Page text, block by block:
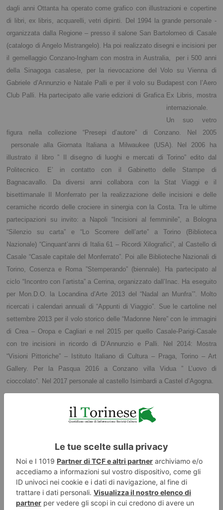
dagli anni Ottanta ha operato come grafico con illustrazioni e copertine
di libri, ex libris, acquarelli, vetri dipinti. Del 1994 la grande personale -
organizzata dalla Regione – presso il salone San Bartolomeo di Casale
(catalogo di Angelo Mistrangelo). Ha poi realizzato disegni e incisioni per
il gemellaggio Conzano-Ingham con mostra in Australia, per i 500 anni
della Sinagoga casalese, per la rievocazione del Volo su Vienna di
Gabriele d’Annunzio e Natale Palli e per il volo su Budapest con l’Aero
Club Palli. Ha partecipato alle varieedizioni di Grafica Ex Libris, mostra
internazionale.
Un suo vetro
figura nella collezione “Presepi d’autore” di Conzano. Nel 2005
personale alla Giornata Italiana a Milwaukee (USA). Nel 2006 ha
illustrato il libro ” Il disegno di luoghi e mercati di Torino” edito dal
Politecnico. E’ in contatto con il Gabinetto delle Stampe di
Bagnacavallo. Da diversi anni collabora con la Stat Viaggi e il
bisettimanale Il Monferrato per la realizzazione delle incisioni e delle
ceramiche ricordo delle crociere in sinergia con la Costa. Tra le ultime
partecipazioni su invito: a Napoli “Incisioni al femminile”, a Bologna
“Silenzio su carta” e “Lo Scorrere dell’arte” a Torino (Biblioteca
Nazionale) “Cinquant’anni di Italia 61 – Ricordi Xilografici”, al Castello di
Casale “Casale capitale del Monferrato”. Poi alle Biblioteche Nazionali di
Torino, Cosenza e Roma ”Stemperando” (biennale). Ha partecipato al
ciclo “Incontro con l’artista” a Cerrina, organizzato dall’Inac. Ha eseguito
per Mon.D.O. la Locandina d’Arte 2013 del “Nadal an Munfra’”. Molto
ricercati i calendari annuali di “Appunti di Viaggio”. Sue le cartoline nel
settembre 2013 per il volo storico delle “Madonne Nere” con le immagini
di Crea – Oropa e Cagliari e nel 2015 per quello Casale-Parigi-Casale
con tre incisioni in ricordo di D’Annunzio e Palli. Nel 2014: Mostra
“Visioni Pittoriche” – Istituto Italiano di Cultura – Praga, Torino – Art
Gallery. Per la Pasqua 2016 a Conzano villa Vidua ” L’uovo di
cioccolato”. Nel 2017 personale al castello Isimbardi a Castel d’Agogna.
Pittore, illustratore e grafico, ha iniziato il suo percorso
pittore Gino
Mazzoli e
dall’insegnante di disegno Rina Testera Porta. Diplomato nel 1970
all’Istituto Statale d’Arte “Benvenuto Cellini” di Valenza, ha lavorato